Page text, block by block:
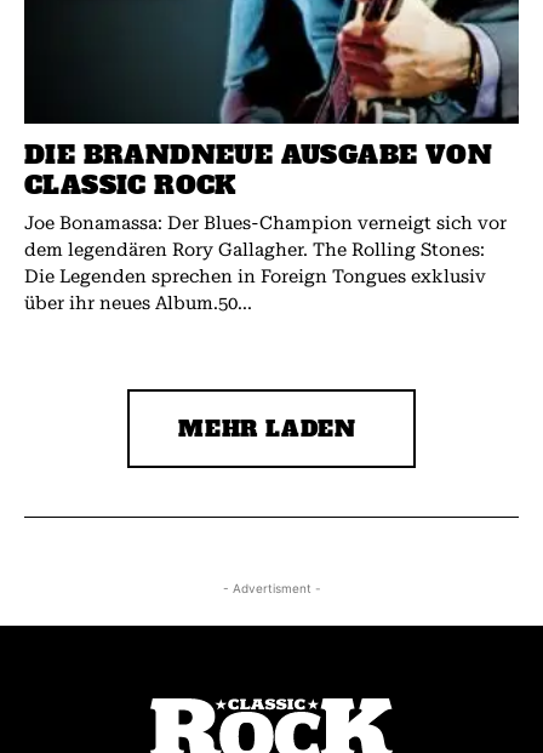
DIE BRANDNEUE AUSGABE VON
CLASSIC ROCK
Joe Bonamassa: Der Blues-Champion verneigt sich vor
dem legendären Rory Gallagher. The Rolling Stones:
Die Legenden sprechen in Foreign Tongues exklusiv
über ihr neues Album.50...
MEHR LADEN
- Advertisment -